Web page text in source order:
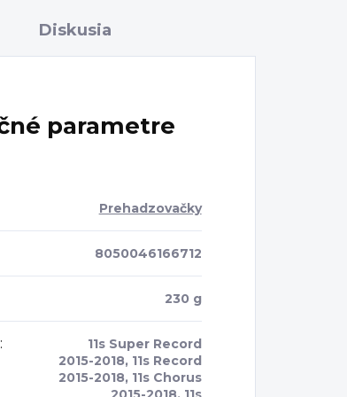
Diskusia
parametre
Prehadzovačky
8050046166712
230 g
:
11s Super Record
2015-2018, 11s Record
2015-2018, 11s Chorus